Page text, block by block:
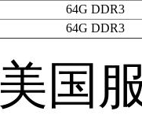
64G DDR3
64G DDR3
服